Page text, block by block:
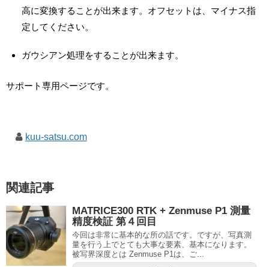
高に変換することが出来ます。オフセットは、マイナス指
定してください。
ガウシアン処理をすることが出来ます。
サポート専用ページです。
kuu-satsu.com
関連記事
MATRICE300 RTK + Zenmuse P1 測量
精度検証 第４回目
今回は非常に基本的な所の話です。ですが、写真測
量を行う上でとても大事な要素、基本になります。
被写界深度とは Zenmuse P1は、ご...